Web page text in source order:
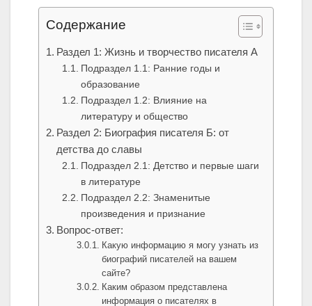
Содержание
Раздел 1: Жизнь и творчество писателя А
Подраздел 1.1: Ранние годы и
образование
Подраздел 1.2: Влияние на
литературу и общество
Раздел 2: Биография писателя Б: от
детства до славы
Подраздел 2.1: Детство и первые шаги
в литературе
Подраздел 2.2: Знаменитые
произведения и признание
Вопрос-ответ:
Какую информацию я могу узнать из
биографий писателей на вашем
сайте?
Каким образом представлена
информация о писателях в